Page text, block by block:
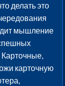
делать это
мышление
Карточные,
карточную